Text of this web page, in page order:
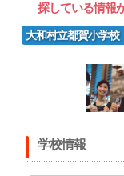
探している情報
大和村立都賀小学校
学校情報